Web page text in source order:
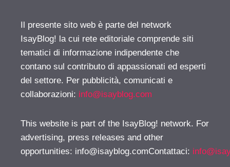
Il presente sito web è parte del network
IsayBlog! la cui rete editoriale comprende siti
tematici di informazione indipendente che
contano sul contributo di appassionati ed esperti
del settore. Per pubblicità, comunicati e
collaborazioni: info@isayblog.com
This website is part of the IsayBlog! network. For
advertising, press releases and other
opportunities: info@isayblog.comContattaci: